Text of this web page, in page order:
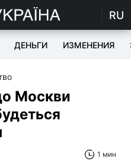
RU
ДЕНЬГИ ИЗМЕНЕНИЯ
Москви
1 мин